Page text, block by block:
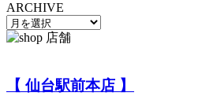
ARCHIVE
【 仙台駅前本店 】